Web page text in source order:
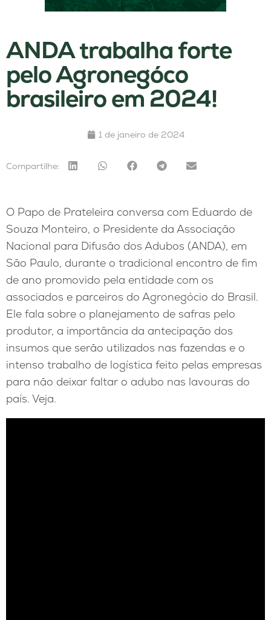
ANDA trabalha forte
pelo Agronegóco
brasileiro em 2024!
1 de janeiro de 2024
Compartilhe:
O Papo de Prateleira conversa com Eduardo de
Souza Monteiro, o Presidente da Associação
Nacional para Difusão dos Adubos (ANDA), em
São Paulo, durante o tradicional encontro de fim
de ano promovido pela entidade com os
associados e parceiros do Agronegócio do Brasil.
Ele fala sobre o planejamento de safras pelo
produtor, a importância da antecipação dos
insumos que serão utilizados nas fazendas e o
intenso trabalho de logística feito pelas empresas
para não deixar faltar o adubo nas lavouras do
país. Veja.